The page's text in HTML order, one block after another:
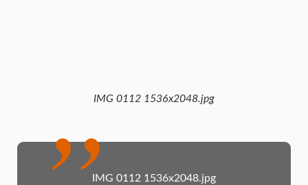
IMG 0112 1536x2048.jpg
IMG 0112 1536x2048.jpg